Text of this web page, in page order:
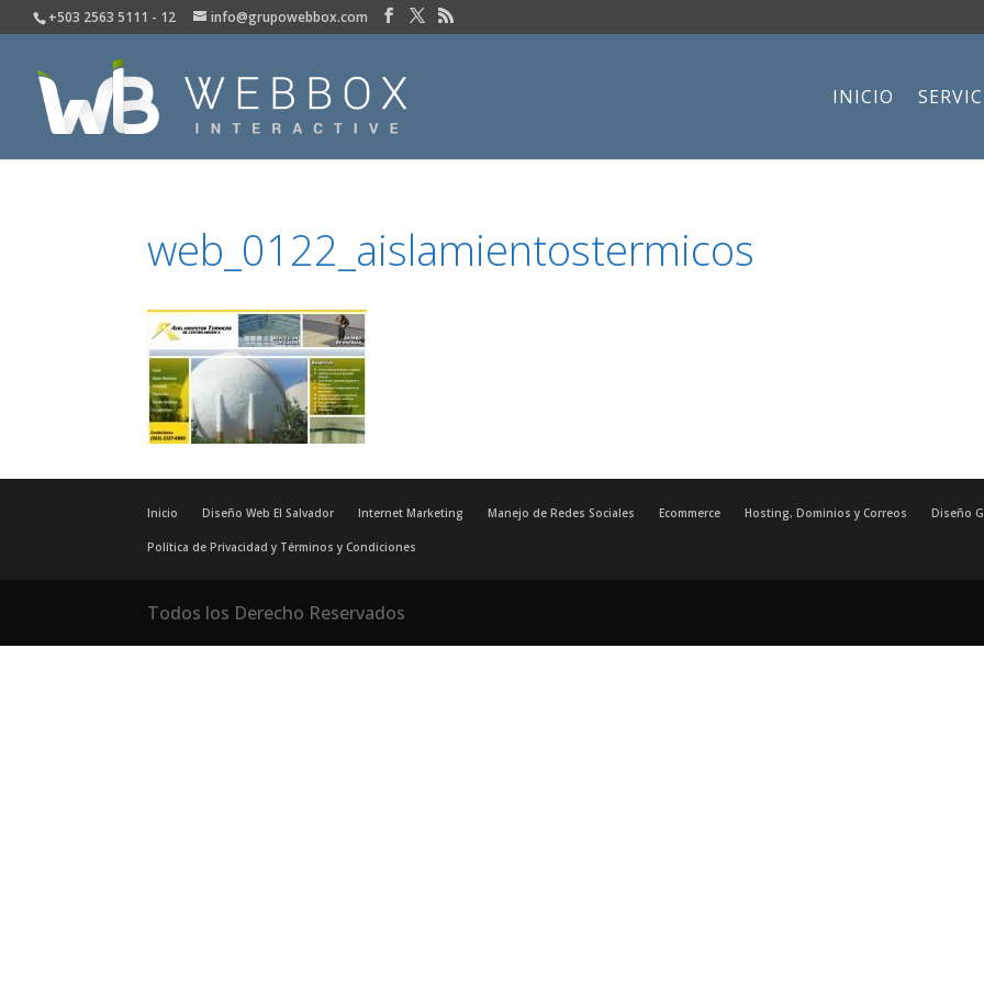
+503 2563 5111 - 12 info@grupowebbox.com
INICIO
web_0122_aislamientostermicos
Inicio Diseño Web El Salvador Internet Marketing Manejo de Redes Sociales Ecommerce Hosting, Dominios y Correos Diseño
Política de Privacidad y Términos y Condiciones
Todos los Derecho Reservados